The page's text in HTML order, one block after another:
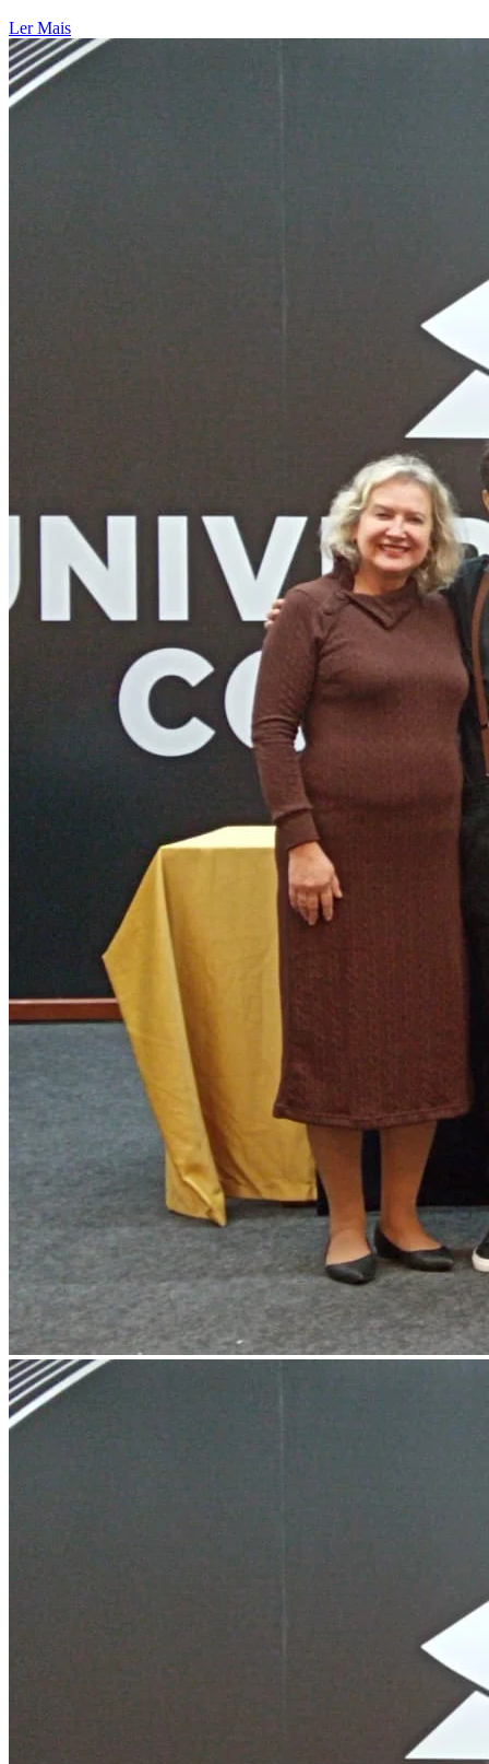
Ler Mais